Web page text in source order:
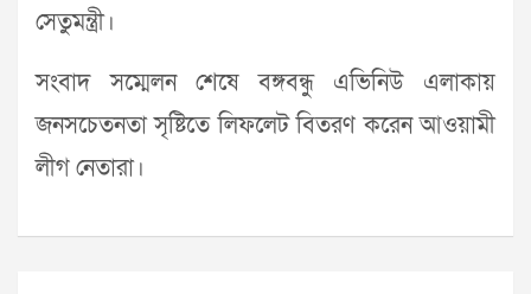
সেতুমন্ত্রী।
সংবাদ সম্মেলন শেষে বঙ্গবন্ধু এভিনিউ এলাকায়
জনসচেতনতা সৃষ্টিতে লিফলেট বিতরণ করেন আওয়ামী
লীগ নেতারা।